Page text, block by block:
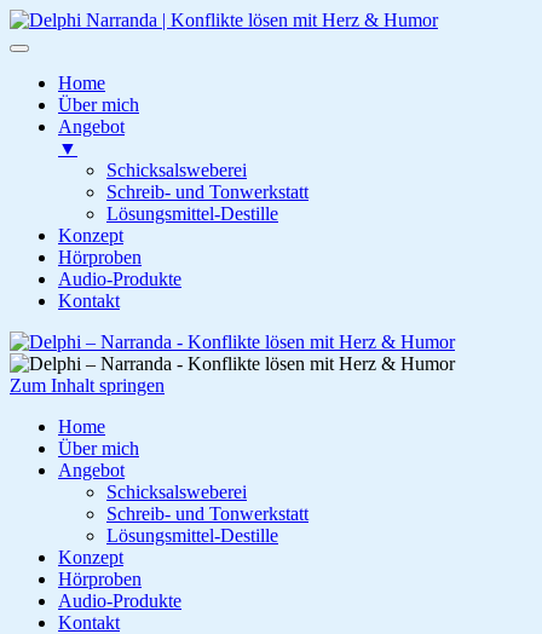
Home
Über mich
Angebot
▼
Schicksalsweberei
Schreib- und Tonwerkstatt
Lösungsmittel-Destille
Konzept
Hörproben
Audio-Produkte
Kontakt
Zum
Inhalt
springen
Delphi – Narranda
Konflikte lösen mit Herz & Humor
Zum Inhalt springen
Home
Über mich
Angebot
Schicksalsweberei
Schreib- und Tonwerkstatt
Lösungsmittel-Destille
Konzept
Hörproben
Audio-Produkte
Kontakt